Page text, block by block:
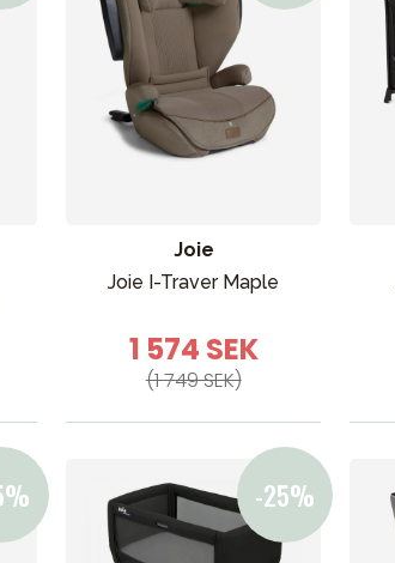
Joie
Joie I-Traver Maple
1 574 SEK
(1 749 SEK)
VÅRT SORTIMENT
Förälder
Möbler & bädd
Tillbehör
Reservdelar